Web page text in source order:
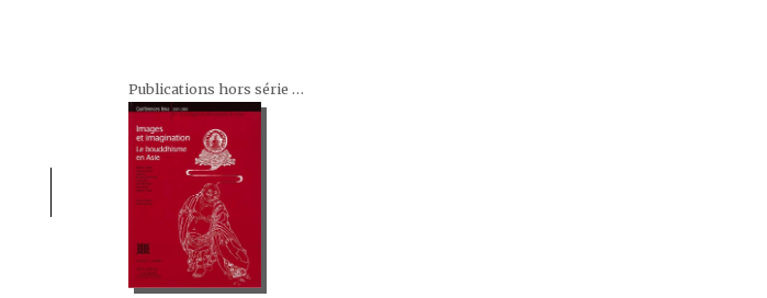
Publications hors série de l'École française d'Extrême-Orient